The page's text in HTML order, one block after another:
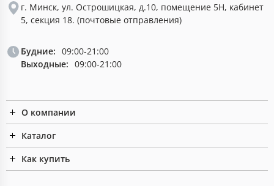
г. Минск, ул. Острошицкая, д.10, помещение 5Н, кабинет
5, секция 18. (почтовые отправления)
Будние: 09:00-21:00
Выходные: 09:00-21:00
О компании
Каталог
Как купить